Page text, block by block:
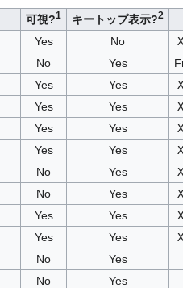
可視?1 キートップ表示?2
Yes No
No Yes
Yes Yes
Yes Yes
Yes Yes
Yes Yes
No Yes
No Yes
Yes Yes
Yes Yes
No
Yes
No
Yes